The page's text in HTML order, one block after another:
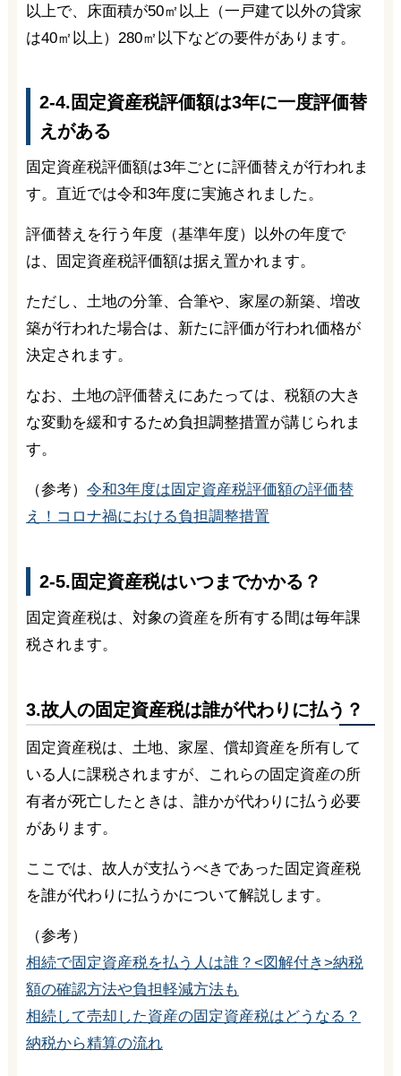
以上で、床面積が50㎡以上（一戸建て以外の貸家
は40㎡以上）280㎡以下などの要件があります。
2-4.固定資産税評価額は3年に一度評価替
えがある
固定資産税評価額は3年ごとに評価替えが行われま
す。直近では令和3年度に実施されました。
評価替えを行う年度（基準年度）以外の年度で
は、固定資産税評価額は据え置かれます。
ただし、土地の分筆、合筆や、家屋の新築、増改
築が行われた場合は、新たに評価が行われ価格が
決定されます。
なお、土地の評価替えにあたっては、税額の大き
な変動を緩和するため負担調整措置が講じられま
す。
（参考） 令和3年度は固定資産税評価額の評価替
え！コロナ禍における負担調整措置
2-5.固定資産税はいつまでかかる？
固定資産税は、対象の資産を所有する間は毎年課
税されます。
3.故人の固定資産税は誰が代わりに払う？
固定資産税は、土地、家屋、償却資産を所有して
いる人に課税されますが、これらの固定資産の所
有者が死亡したときは、誰かが代わりに払う必要
があります。
ここでは、故人が支払うべきであった固定資産税
を誰が代わりに払うかについて解説します。
（参考）
相続で固定資産税を払う人は誰？<図解付き>納税
額の確認方法や負担軽減方法も
相続して売却した資産の固定資産税はどうなる？
納税から精算の流れ